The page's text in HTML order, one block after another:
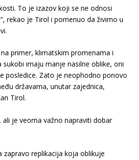
To je izazov koji se ne odnosi
rekao je Tirol i pomenuo da živimo u
primer, klimatskim promenama i
imaju manje nasilne oblike, oni
posledice. Zato je neophodno ponovo
državama, unutar zajednica,
Tirol.
je veoma važno napraviti dobar
zapravo replikacija koja oblikuje